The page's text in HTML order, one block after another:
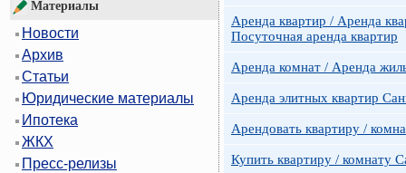
Материалы
Новости
Архив
Статьи
Юридические материалы
Ипотека
ЖКХ
Пресс-релизы
Аренда квартир / Аренда
Посуточная аренда квартир
Аренда комнат / Аренда
Аренда элитных квартир
Арендовать квартиру /
Купить квартиру / комнату